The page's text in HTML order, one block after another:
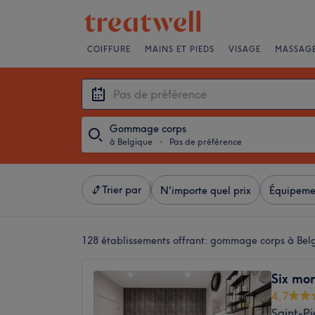
COIFFURE MAINS ET PIEDS VISAGE
Gommage corps
à Belgique ・ Pas de préférence
Trier par N'importe quel prix
128 établissements offrant: gommage corps à
Six
4,7